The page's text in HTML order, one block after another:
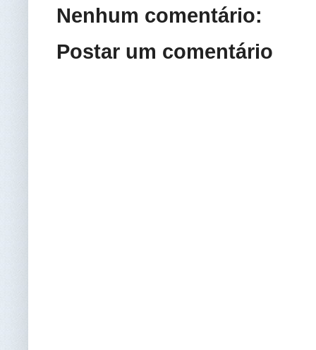
Nenhum comentário:
Postar um comentário